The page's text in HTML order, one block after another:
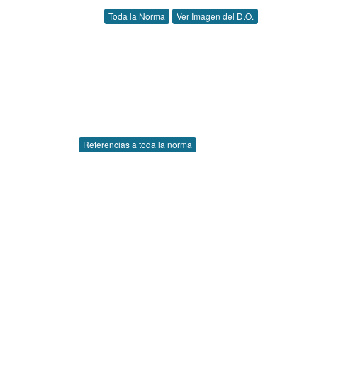
Toda la Norma Ver Imagen del D.O.
Referencias a toda la norma